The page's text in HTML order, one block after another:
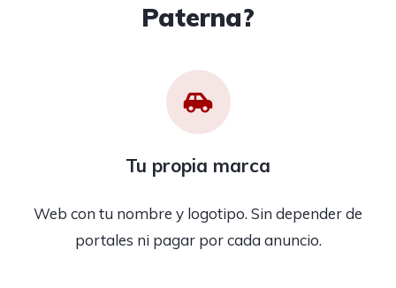
Paterna?
Tu propia marca
Web con tu nombre y logotipo. Sin depender de
portales ni pagar por cada anuncio.